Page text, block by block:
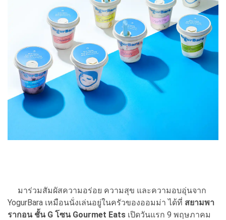
มาร่วมสัมผัสความอร่อย ความสุข และความอบอุ่นจาก
YogurBara เหมือนนั่งเล่นอยู่ในครัวของออมม่า ได้ที่ สยามพา
รากอน ชั้น G โซน Gourmet Eats เปิดวันแรก 9 พฤษภาคม